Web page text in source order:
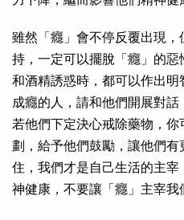
雖然「癮」會不停反覆出現
持，一定可以擺脫「癮」的
和酒精誘惑時，都可以作出
成癮的人，請和他們開展對話
若他們下定決心戒除藥物，
劃，給予他們鼓勵，讓他們
住，我們才是自己生活的主
神健康，不要讓「癮」主宰我